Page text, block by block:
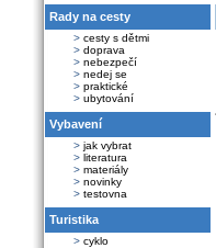
Rady na cesty
> cesty s dětmi
> doprava
> nebezpečí
> nedej se
> praktické
> ubytování
Vybavení
> jak vybrat
> literatura
> materiály
> novinky
> testovna
Turistika
> cyklo